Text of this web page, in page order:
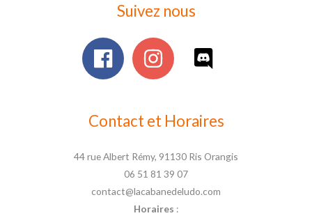
Suivez nous
Contact et Horaires
44 rue Albert Rémy, 91130 Ris Orangis
06 51 81 39 07
contact@lacabanedeludo.com
Horaires :